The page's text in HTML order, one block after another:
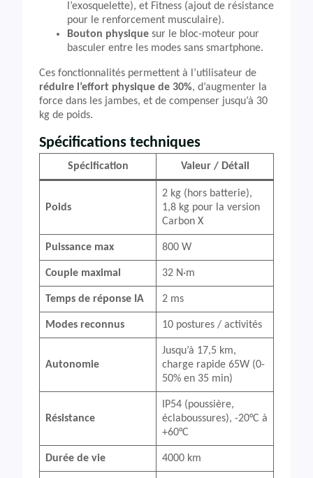
l’exosquelette), et Fitness (ajout de résistance
pour le renforcement musculaire).
Bouton physique sur le bloc-moteur pour
basculer entre les modes sans smartphone.
Ces fonctionnalités permettent à l’utilisateur de
réduire l’effort physique de 30%, d’augmenter la
force dans les jambes, et de compenser jusqu’à 30
kg de poids.
Spécifications techniques
Spécification Valeur / Détail
Poids
2 kg (hors batterie),
1,8 kg pour la version
Carbon X
Puissance max 800 W
Couple maximal 32 N·m
Temps de réponse IA 2 ms
Modes reconnus 10 postures / activités
Autonomie
Jusqu’à 17,5 km,
charge rapide 65W (0-
50% en 35 min)
Résistance
IP54 (poussière,
éclaboussures), -20°C à
+60°C
Durée de vie 4000 km